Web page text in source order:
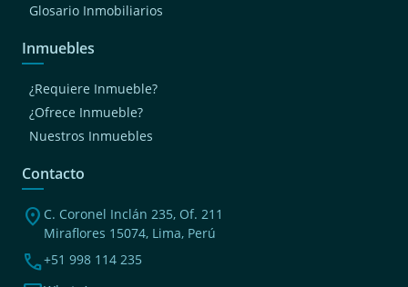
Glosario Inmobiliarios
Inmuebles
¿Requiere Inmueble?
¿Ofrece Inmueble?
Nuestros Inmuebles
Contacto
location_on C. Coronel Inclán 235, Of. 211
Miraflores 15074, Lima, Perú
phone+51 998 114 235